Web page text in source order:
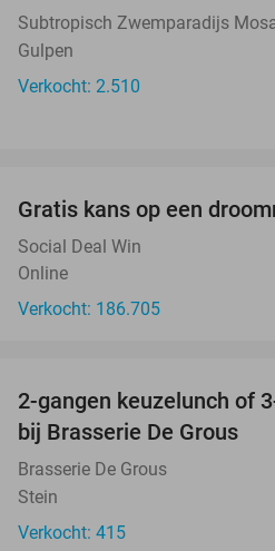
Subtropisch Zwemparadijs
Gulpen
Verkocht: 2.510
Gratis kans op een
Social Deal Win
Online
Verkocht: 186.705
2-gangen keuzelunch of
bij Brasserie De Grous
Brasserie De Grous
Stein
Verkocht: 415